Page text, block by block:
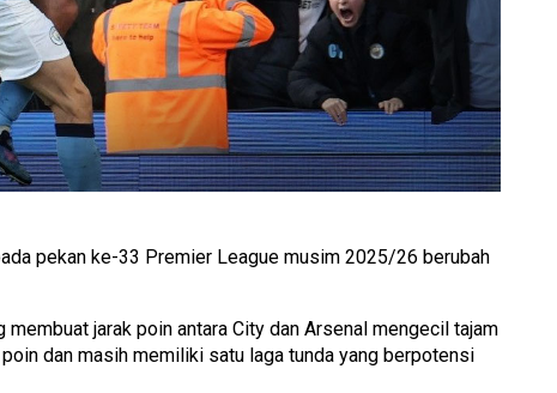
pekan ke-33 Premier League musim 2025/26 berubah
membuat jarak poin antara City dan Arsenal mengecil tajam
dan masih memiliki satu laga tunda yang berpotensi